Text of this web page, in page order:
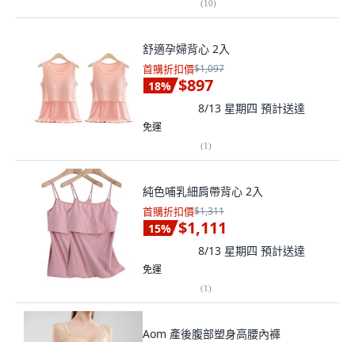
(10)
舒適孕婦背心 2入
首購折扣價$1,097
18% $897
8/13 星期四 預計送達
免運
(1)
純色哺乳細肩帶背心 2入
首購折扣價$1,311
15% $1,111
8/13 星期四 預計送達
免運
(1)
Aom 產後腹部塑身高腰內褲